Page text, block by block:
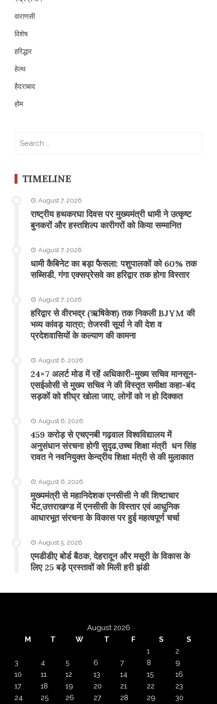
वाराणसी
विशेष
हरिद्धार
हेल्थ
हैदराबाद
होम
TIMELINE
August 7, 2026
राष्ट्रीय हथकरघा दिवस पर मुख्यमंत्री धामी ने उत्कृष्ट
बुनकरों और हस्तशिल्प कारीगरों को किया सम्मानित
August 7, 2026
​धामी कैबिनेट का बड़ा फैसला: पशुपालकों को 60% तक
सब्सिडी, गंगा एक्सप्रेसवे का हरिद्वार तक होगा विस्तार
August 7, 2026
​हरिद्वार से वीरभद्र (ऋषिकेश) तक निकली BJYM की
भव्य कांवड़ यात्रा; तेजस्वी सूर्या ने की देश व
प्रदेशवासियों के कल्याण की कामना
August 6, 2026
24×7 अलर्ट मोड में रहें अधिकारी-मुख्य सचिव मानसून-
एसईओसी से मुख्य सचिव ने की विस्तृत समीक्षा कहा-बंद
सड़कों को शीघ्र खोला जाए, लोगों को न हो दिक्कत
August 6, 2026
459 करोड़ से एचएनबी गढ़वाल विश्वविद्यालय में
अनुसंधान संरचना होगी सुदृढ,उच्च शिक्षा मंत्री धन सिंह
रावत ने नवनियुक्त केन्द्रीय शिक्षा मंत्री से की मुलाकात
August 6, 2026
मुख्यमंत्री से महानिदेशक एनसीसी ने की शिष्टाचार
भेंट,उत्तराखण्ड में एनसीसी के विस्तार एवं आधुनिक
आधारभूत संरचना के विकास पर हुई महत्वपूर्ण चर्चा
August 5, 2026
एमडीडीए बोर्ड बैठक, देहरादून और मसूरी के विकास के
लिए 25 बड़े प्रस्तावों को मिली हरी झंडी
August 2026
M
T W T F S
S
1
2
3
4 5 6 7 8
9
10
11 12 13 14 15
16
17
18 19 20 21 22
23
24
25 26 27 28 29
30